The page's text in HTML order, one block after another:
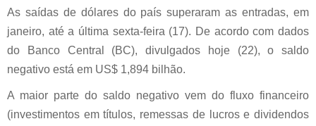
As saídas de dólares do país superaram as entradas, em
janeiro, até a última sexta-feira (17). De acordo com dados
do Banco Central (BC), divulgados hoje (22), o saldo
negativo está em US$ 1,894 bilhão.
A maior parte do saldo negativo vem do fluxo financeiro
(investimentos em títulos, remessas de lucros e dividendos